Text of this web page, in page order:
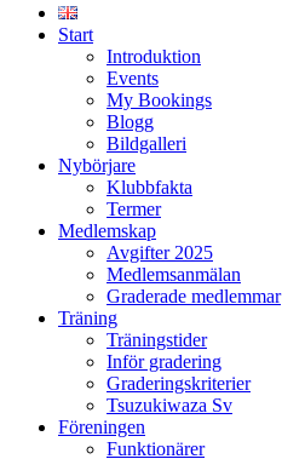
content
Start
Introduktion
Events
My Bookings
Blogg
Bildgalleri
Nybörjare
Klubbfakta
Termer
Medlemskap
Avgifter 2025
Medlemsanmälan
Graderade medlemmar
Träning
Träningstider
Inför gradering
Graderingskriterier
Tsuzukiwaza Sv
Föreningen
Funktionärer